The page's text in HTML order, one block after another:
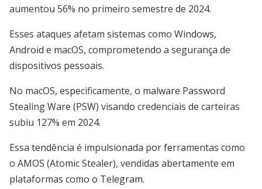
aumentou 56% no primeiro semestre de 2024.
Esses ataques afetam sistemas como Windows,
Android e macOS, comprometendo a segurança de
dispositivos pessoais.
No macOS, especificamente, o malware Password
Stealing Ware (PSW) visando credenciais de carteiras
subiu 127% em 2024.
Essa tendência é impulsionada por ferramentas como
o AMOS (Atomic Stealer), vendidas abertamente em
plataformas como o Telegram.